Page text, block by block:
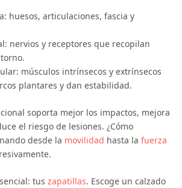
huesos, articulaciones, fascia y
nervios y receptores que recopilan
músculos intrínsecos y extrínsecos
plantares y dan estabilidad.
soporta mejor los impactos, mejora
el riesgo de lesiones. ¿Cómo
desde la movilidad hasta la fuerza
tus zapatillas. Escoge un calzado